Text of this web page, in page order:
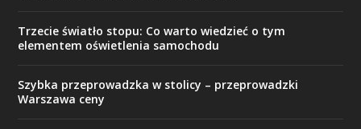
Trzecie światło stopu: Co warto wiedzieć o tym
elementem oświetlenia samochodu
Szybka przeprowadzka w stolicy – przeprowadzki
Warszawa ceny